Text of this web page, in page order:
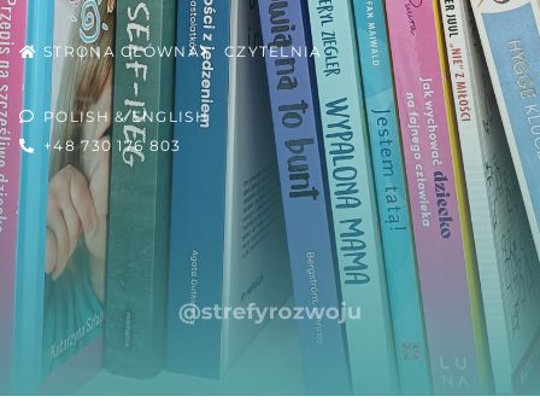
STRONA GŁÓWNA CZYTELNIA
POLISH & ENGLISH
+48 730 176 803